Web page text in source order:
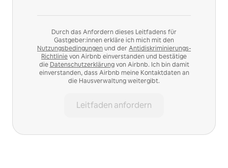
Durch das Anfordern dieses Leitfadens für
Gastgeber:innen erkläre ich mich mit den
Nutzungsbedingungen und der Antidiskriminierungs-
Richtlinievon Airbnb einverstanden und bestätige
die Datenschutzerklärungvon Airbnb. Ich bin damit
einverstanden, dass Airbnb meine Kontaktdaten an
die Hausverwaltung weitergibt.
Leitfaden anfordern